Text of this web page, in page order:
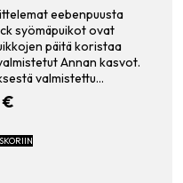
eebenpuusta
syömäpuikot ovat
päitä koristaa
Annan kasvot.
valmistettu…
€